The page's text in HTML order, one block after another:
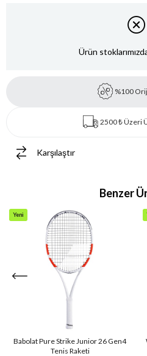
Ürün
%100
2500 ₺ Üzeri
Karşılaştır
Benzer
Babolat Pure Strike Junior 26 Gen4
Tenis Raketi
Yeni